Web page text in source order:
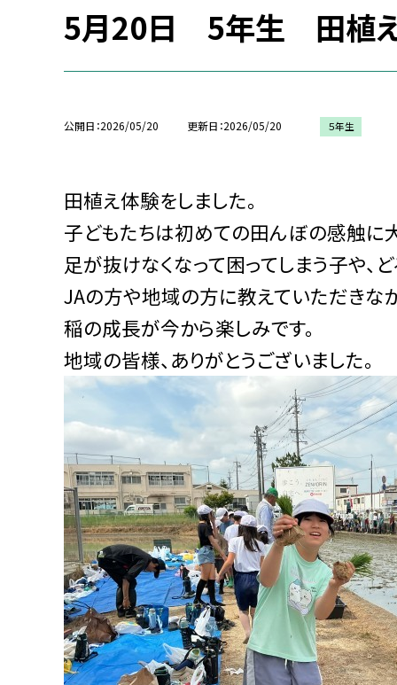
5月20日 5年生 田植
公開日 2026/05/20 更新日 2026/05/20 ５年生
田植え体験をしました。
子どもたちは初めての田んぼの感触に
足が抜けなくなって困ってしまう子や、
JAの方や地域の方に教えていただきな
稲の成長が今から楽しみです。
地域の皆様、ありがとうございました。